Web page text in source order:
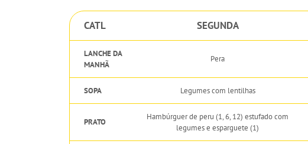
CATL SEGUNDA
LANCHE DA
MANHÃ
Pera
SOPA Legumes com lentilhas
PRATO
Hambúrguer de peru (1, 6, 12) estufado com
legumes e esparguete (1)